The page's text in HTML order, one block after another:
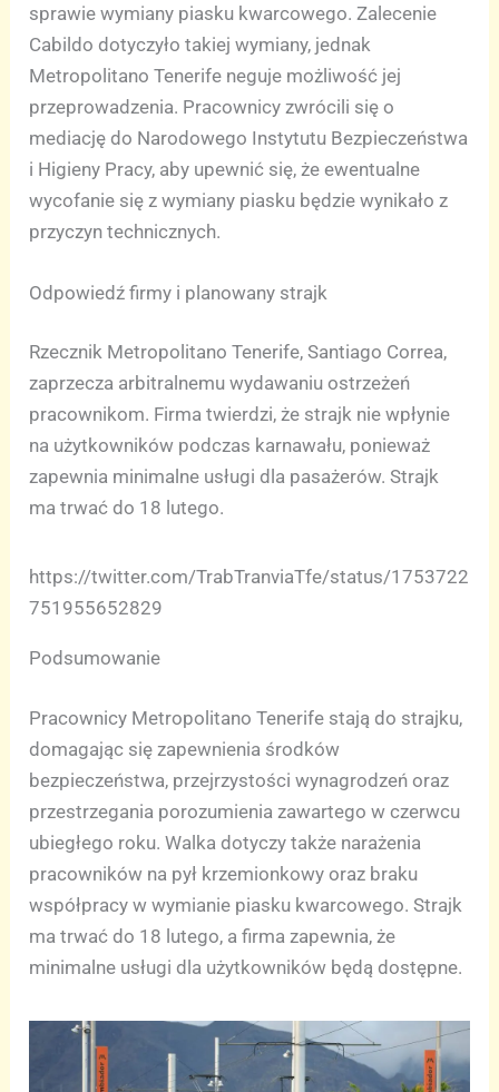
sprawie wymiany piasku kwarcowego. Zalecenie
Cabildo dotyczyło takiej wymiany, jednak
Metropolitano Tenerife neguje możliwość jej
przeprowadzenia. Pracownicy zwrócili się o
mediację do Narodowego Instytutu Bezpieczeństwa
i Higieny Pracy, aby upewnić się, że ewentualne
wycofanie się z wymiany piasku będzie wynikało z
przyczyn technicznych.
Odpowiedź firmy i planowany strajk
Rzecznik Metropolitano Tenerife, Santiago Correa,
zaprzecza arbitralnemu wydawaniu ostrzeżeń
pracownikom. Firma twierdzi, że strajk nie wpłynie
na użytkowników podczas karnawału, ponieważ
zapewnia minimalne usługi dla pasażerów. Strajk
ma trwać do 18 lutego.
https://twitter.com/TrabTranviaTfe/status/1753722
751955652829
Podsumowanie
Pracownicy Metropolitano Tenerife stają do strajku,
domagając się zapewnienia środków
bezpieczeństwa, przejrzystości wynagrodzeń oraz
przestrzegania porozumienia zawartego w czerwcu
ubiegłego roku. Walka dotyczy także narażenia
pracowników na pył krzemionkowy oraz braku
współpracy w wymianie piasku kwarcowego. Strajk
ma trwać do 18 lutego, a firma zapewnia, że
minimalne usługi dla użytkowników będą dostępne.